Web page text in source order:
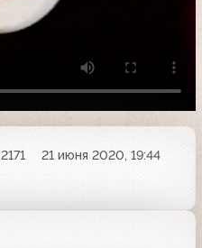
2171
21 июня 2020, 19:44